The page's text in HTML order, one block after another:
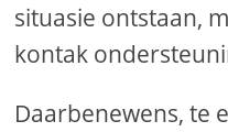
situasie ontstaan,
kontak
Daarbenewens, te